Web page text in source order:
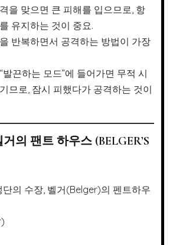
을 맞으면 큰 피해를 입으므로, 항
유지하는 것이 중요.
반복하면서 공격하는 방법이 가장
발끈하는 모드”에 들어가면 무적 시
므로, 잠시 피했다가 공격하는 것이
의 팬트 하우스 (BELGER’S
단의 수장, 벨거(Belger)의 펜트하우